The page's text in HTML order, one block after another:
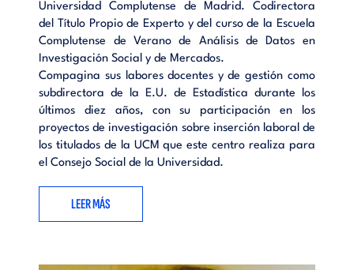
Universidad Complutense de Madrid. Codirectora
del Título Propio de Experto y del curso de la Escuela
Complutense de Verano de Análisis de Datos en
Investigación Social y de Mercados.
Compagina sus labores docentes y de gestión como
subdirectora de la E.U. de Estadística durante los
últimos diez años, con su participación en los
proyectos de investigación sobre inserción laboral de
los titulados de la UCM que este centro realiza para
el Consejo Social de la Universidad.
LEER MÁS